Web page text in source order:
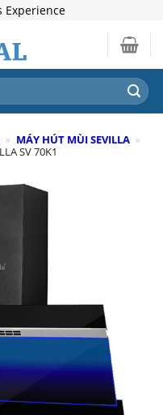
Experience
» MÁY HÚT MÙI SEVILLA »
SV 70K1